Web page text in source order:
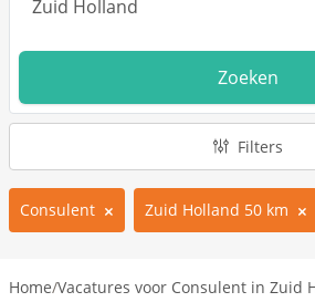
Zoeken
Filters
Consulent Zuid Holland 50 km
Home/Vacatures voor Consulent in Zuid